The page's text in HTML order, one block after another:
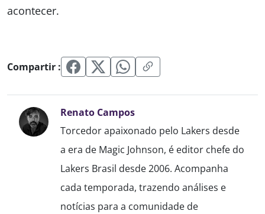
acontecer.
Compartir :
Renato Campos
Torcedor apaixonado pelo Lakers desde
a era de Magic Johnson, é editor chefe do
Lakers Brasil desde 2006. Acompanha
cada temporada, trazendo análises e
notícias para a comunidade de